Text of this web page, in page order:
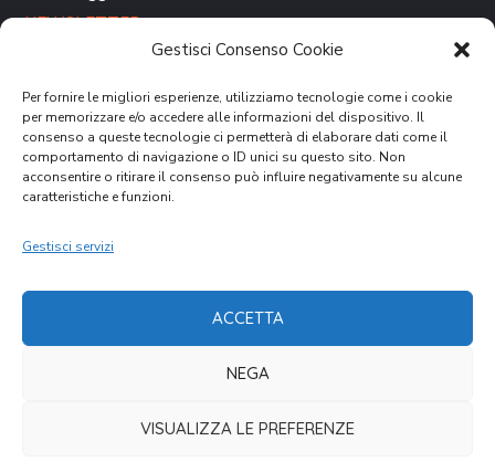
Gestisci Consenso Cookie
Per fornire le migliori esperienze, utilizziamo tecnologie come i cookie
per memorizzare e/o accedere alle informazioni del dispositivo. Il
consenso a queste tecnologie ci permetterà di elaborare dati come il
comportamento di navigazione o ID unici su questo sito. Non
acconsentire o ritirare il consenso può influire negativamente su alcune
caratteristiche e funzioni.
Gestisci servizi
ACCETTA
NEGA
VISUALIZZA LE PREFERENZE
NEWSLETTER